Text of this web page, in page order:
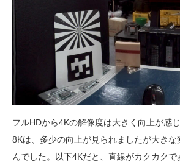
フルHDから4Kの解像度は大きく向上が感
8Kは、多少の向上が見られましたが大き
んでした。以下4Kだと、直線がカクカクで